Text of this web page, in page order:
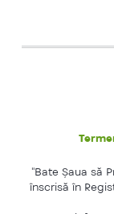
"Bate Şaua să
înscrisă în